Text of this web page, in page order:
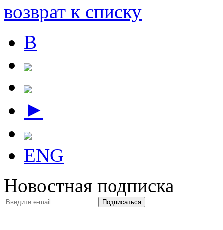
возврат к списку
В
►
ENG
Новостная подписка